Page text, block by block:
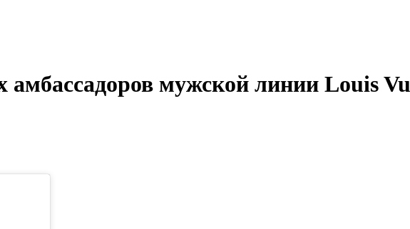
мужской линии Louis